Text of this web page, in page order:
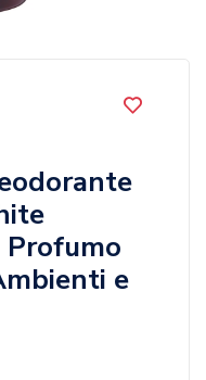
Profumo
e